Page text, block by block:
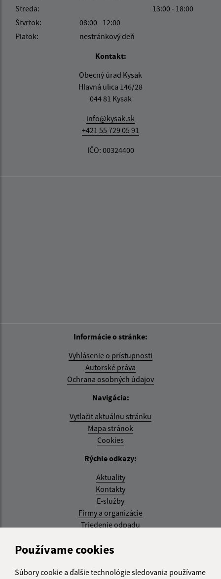
Používame cookies
Súbory cookie a ďalšie technológie sledovania používame
Streda:
13:00 - 18:00
Štvrtok:
08:00 - 12:00
Piatok:
nestránkový deň
Kontakt:
Obecný úrad Kysak
Hlavná ulica 146/28
044 81 Kysak
info@kysak.sk
+421 55 729 05 91
IČO: 00324400
Informácie o stránke:
Vyhlásenie o prístupnosti
Autorské práva
Ochrana osobných údajov
Navigácia:
Vytlačiť aktuálnu stránku
Mapa stránok
Cookies
Rýchle odkazy:
Aktuality
Kontakty
E-služby
Firmy a organizácie
Triedenie odpadu
Aktualizované: